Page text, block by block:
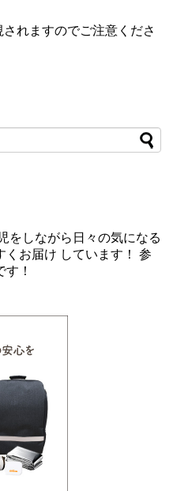
れますのでご注意くださ
をしながら日々の気になる
くお届け しています！ 参
！